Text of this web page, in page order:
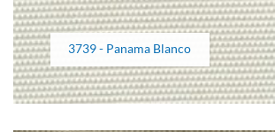
3739 - Panama Blanco